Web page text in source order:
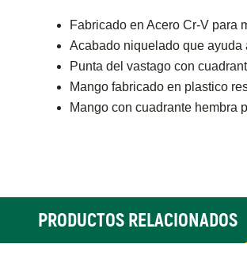
Fabricado en Acero Cr-V para
Acabado niquelado que ayuda
Punta del vastago con
Mango fabricado en plastico
Mango con cuadrante hembra
PRODUCTOS RELACIONADOS